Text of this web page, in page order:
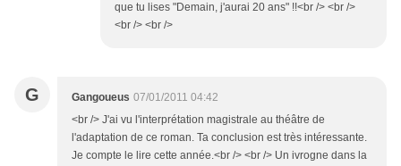
que tu lises "Demain, j'aurai 20 ans" !!<br /> <br />
<br /> <br />
G Gangoueus 07/01/2011 04:42
<br /> J'ai vu l'interprétation magistrale au théâtre de
l'adaptation de ce roman. Ta conclusion est très intéressante.
Je compte le lire cette année.<br /> <br /> Un ivrogne dans la